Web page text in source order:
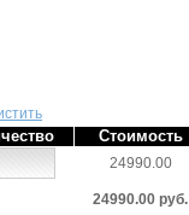
Стоимость
24990.00
24990.00 руб.